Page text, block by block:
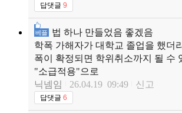
답댓글 9
베플
법 하나 만들었음 좋겠음
학폭 가해자가 대학교 졸업을 했더
폭이 확정되면 학위취소까지 될 수
"소급적용"으로
닉넴임
26.04.19 09:49 신고
답댓글 6